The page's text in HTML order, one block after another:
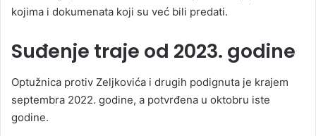
kojima i dokumenata koji su već bili predati.
Suđenje traje od 2023. godine
Optužnica protiv Zeljkovića i drugih podignuta je krajem
septembra 2022. godine, a potvrđena u oktobru iste
godine.